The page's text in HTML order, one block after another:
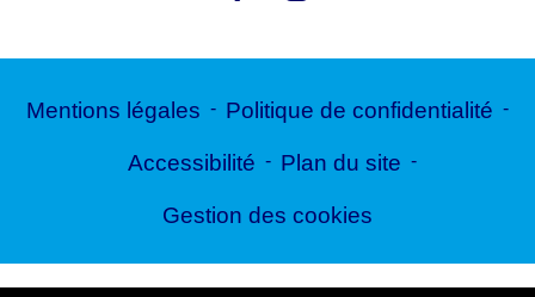
Mentions légales - Politique de confidentialité -
Accessibilité - Plan du site -
Gestion des cookies